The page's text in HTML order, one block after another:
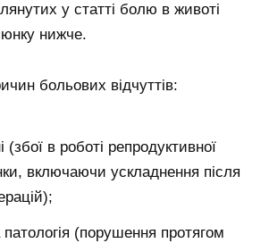
у статті болю в животі
нижче.
больових відчуттів:
(збої в роботі репродуктивної
включаючи ускладнення після
(порушення протягом